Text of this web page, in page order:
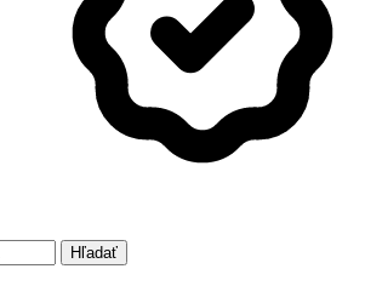
Hľadať